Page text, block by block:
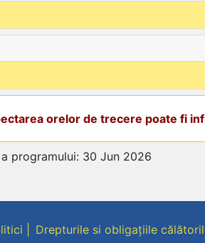
orelor de trecere poate fi
programului: 30 Jun 2026
Drepturile si obligațiile